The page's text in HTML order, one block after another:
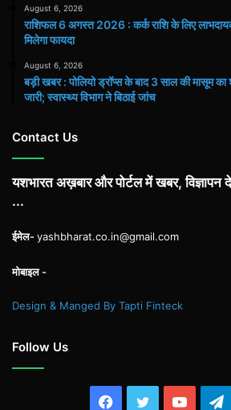
August 6, 2026
राशिफल 6 अगस्त 2026 : कर्क राशि के लिए
मिलेगा फायदा
August 6, 2026
बड़ी खबर : पोलियो ड्रॉप्स के बाद 3 साल की मासूम
जारी; स्वास्थ्य विभाग ने बिठाई जांच
Contact Us
यशभारत अख़बार और पोर्टल में खबर, विज्ञापन
...
ईमेल-yashbharat.co.in@gmail.com
मोबाइल -
Design & Manged By Tapti Finteck
Follow Us
Facebook
Twitter